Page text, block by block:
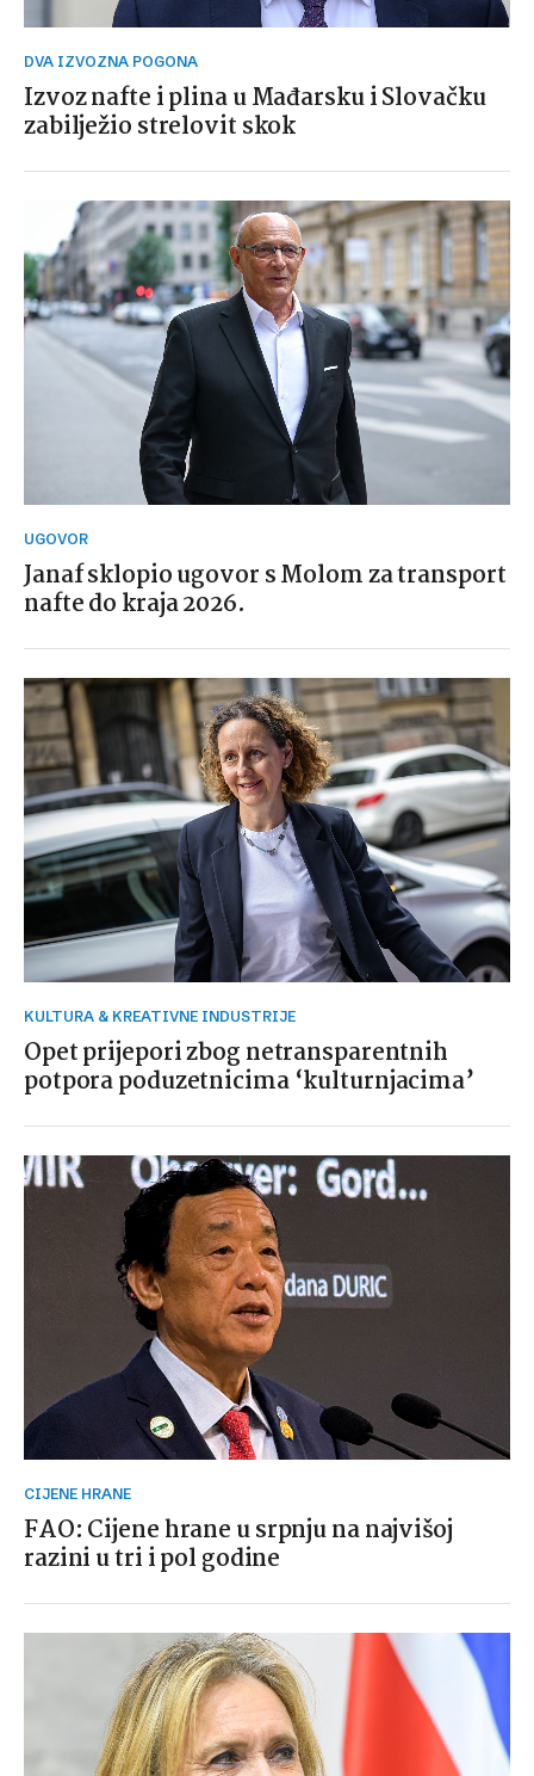
DVA IZVOZNA POGONA
Izvoz nafte i plina u Mađarsku i Slovačku
zabilježio strelovit skok
UGOVOR
Janaf sklopio ugovor s Molom za transport
nafte do kraja 2026.
KULTURA & KREATIVNE INDUSTRIJE
Opet prijepori zbog netransparentnih
potpora poduzetnicima ‘kulturnjacima’
CIJENE HRANE
FAO: Cijene hrane u srpnju na najvišoj
razini u tri i pol godine